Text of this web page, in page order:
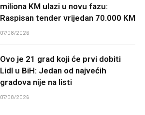
miliona KM ulazi u novu fazu:
Raspisan tender vrijedan 70.000 KM
07/08/2026
Ovo je 21 grad koji će prvi dobiti
Lidl u BiH: Jedan od najvećih
gradova nije na listi
07/08/2026